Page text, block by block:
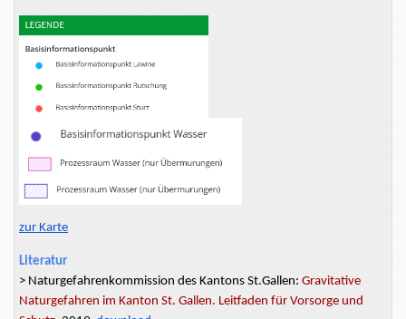
zur Karte
Literatur
> Naturgefahrenkommission des Kantons St.Gallen: Gravitative
Naturgefahren im Kanton St. Gallen. Leitfaden für Vorsorge und